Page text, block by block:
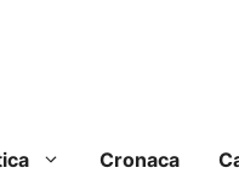
Cronaca